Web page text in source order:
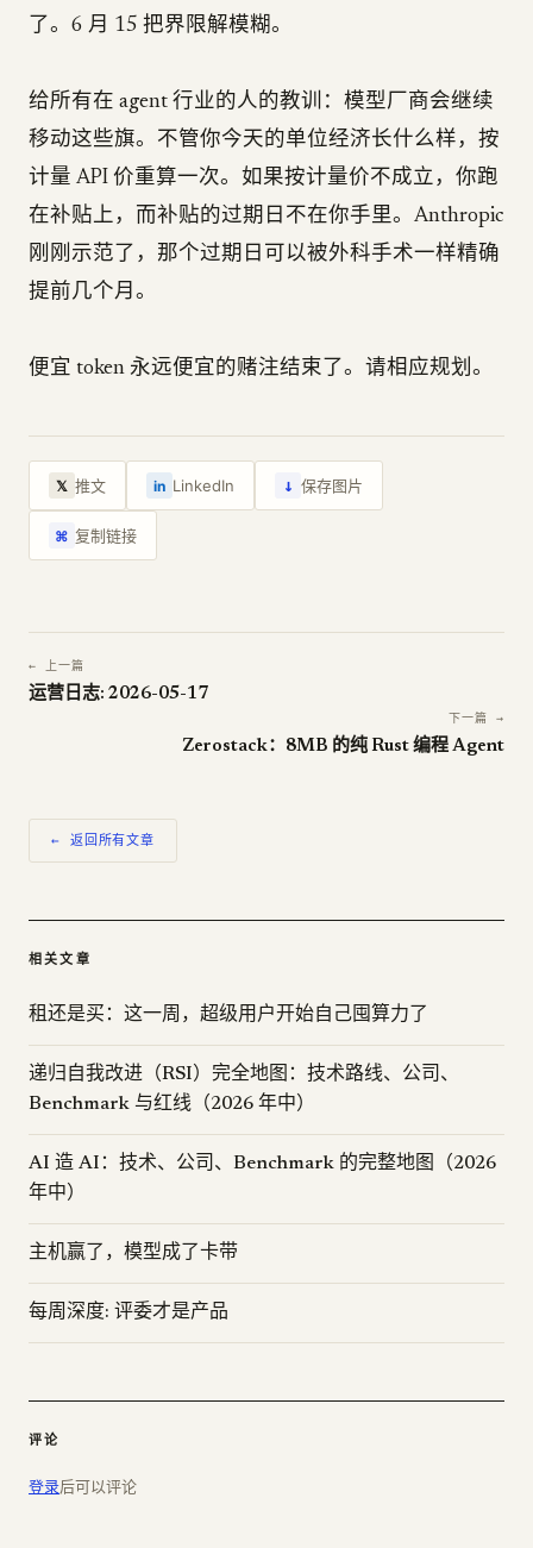
了。6 月 15 把界限解模糊。
给所有在 agent 行业的人的教训：模型厂商会继续
移动这些旗。不管你今天的单位经济长什么样，按
计量 API 价重算一次。如果按计量价不成立，你跑
在补贴上，而补贴的过期日不在你手里。Anthropic
刚刚示范了，那个过期日可以被外科手术一样精确
提前几个月。
便宜 token 永远便宜的赌注结束了。请相应规划。
𝕏 推文 in LinkedIn ↓ 保存图片
⌘ 复制链接
← 上一篇
运营日志: 2026-05-17
下一篇 →
Zerostack：8MB 的纯 Rust 编程 Agent
← 返回所有文章
相关文章
租还是买：这一周，超级用户开始自己囤算力了
递归自我改进（RSI）完全地图：技术路线、公司、
Benchmark 与红线（2026 年中）
AI 造 AI：技术、公司、Benchmark 的完整地图（2026
年中）
主机赢了，模型成了卡带
每周深度: 评委才是产品
评论
登录后可以评论